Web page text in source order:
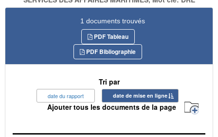
1 documents trouvés
PDF Tableau
PDF Bibliographie
Tri par
date du rapport date de mise en ligne
Ajouter tous les documents de la page